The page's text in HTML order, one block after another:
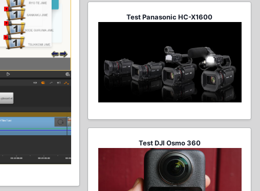
Test Panasonic HC-X1600
Test DJI Osmo 360